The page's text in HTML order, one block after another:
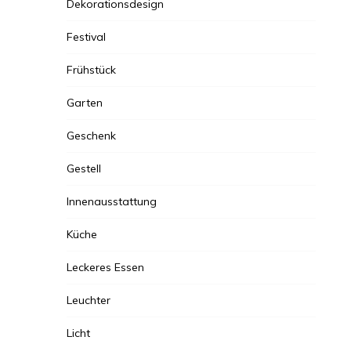
Dekorationsdesign
Festival
Frühstück
Garten
Geschenk
Gestell
Innenausstattung
Küche
Leckeres Essen
Leuchter
Licht